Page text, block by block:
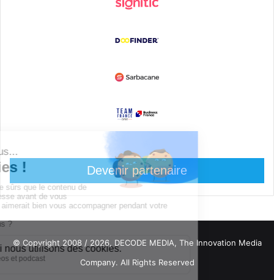
Devenir partenaire
© Copyright 2008 / 2026, DECODE MEDIA, The Innovation Media
Company. All Rights Reserved